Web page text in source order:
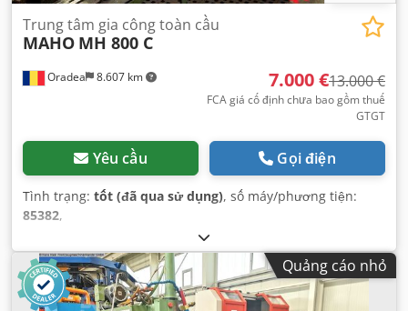
Oradea 8.607 km
Trung tâm gia công toàn cầu
MAHO MH 800 C
7.000 €13.000 €
FCA giá cố định chưa bao gồm thuế
GTGT
Yêu cầu Gọi điện
Tình trạng: tốt (đã qua sử dụng), số máy/phương tiện:
85382,
Quảng cáo nhỏ